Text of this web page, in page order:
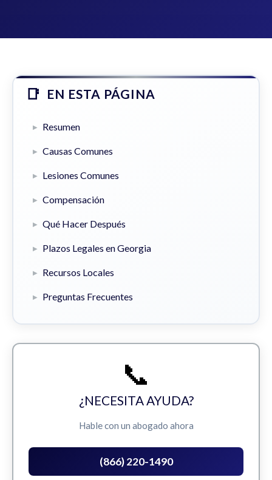
EN ESTA PÁGINA
Resumen
Causas Comunes
Lesiones Comunes
Compensación
Qué Hacer Después
Plazos Legales en Georgia
Recursos Locales
Preguntas Frecuentes
📞
¿NECESITA AYUDA?
Hable con un abogado ahora
(866) 220-1490